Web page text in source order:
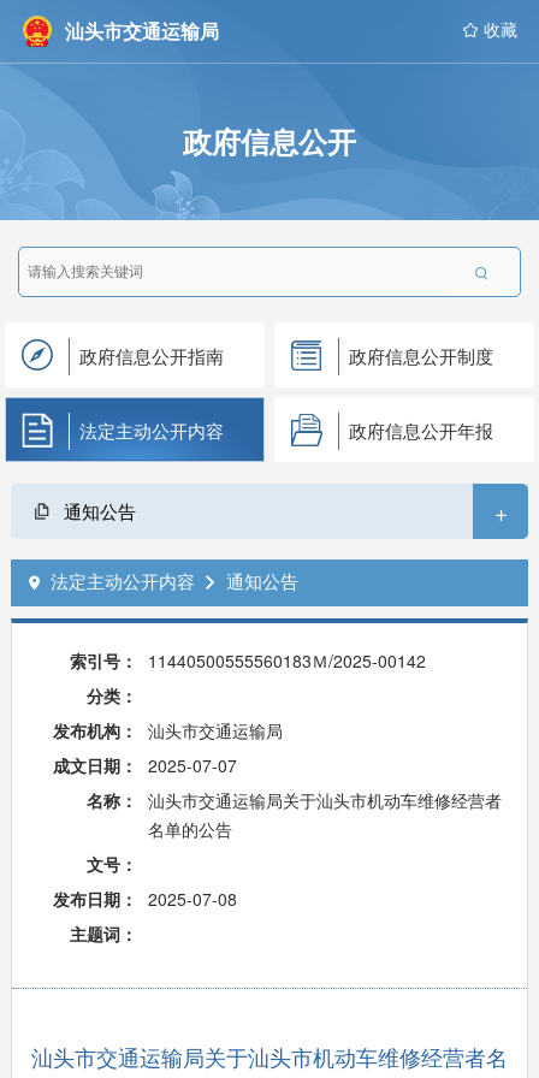
汕头市交通运输局  收藏
政府信息公开

政府信息公开指南 政府信息公开制度
法定主动公开内容 政府信息公开年报
通知公告 +
 法定主动公开内容  通知公告
索引号：
11440500555560183Ｍ/2025-00142
分类：
发布机构：
汕头市交通运输局
成文日期：
2025-07-07
名称：
汕头市交通运输局关于汕头市机动车维修经营者
名单的公告
文号：
发布日期：
2025-07-08
主题词：
汕头市交通运输局关于汕头市机动车维修经营者名